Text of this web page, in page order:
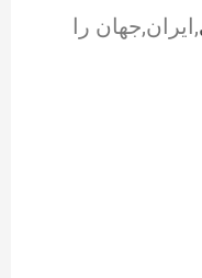
,ایران,جهان را